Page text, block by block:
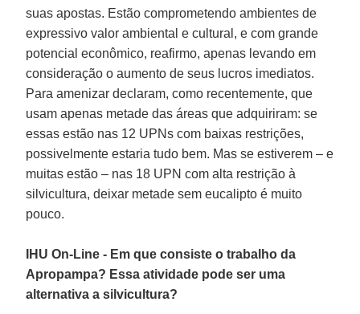
suas apostas. Estão comprometendo ambientes de
expressivo valor ambiental e cultural, e com grande
potencial econômico, reafirmo, apenas levando em
consideração o aumento de seus lucros imediatos.
Para amenizar declaram, como recentemente, que
usam apenas metade das áreas que adquiriram: se
essas estão nas 12 UPNs com baixas restrições,
possivelmente estaria tudo bem. Mas se estiverem – e
muitas estão – nas 18 UPN com alta restrição à
silvicultura, deixar metade sem eucalipto é muito
pouco.
IHU On-Line - Em que consiste o trabalho da
Apropampa? Essa atividade pode ser uma
alternativa a silvicultura?